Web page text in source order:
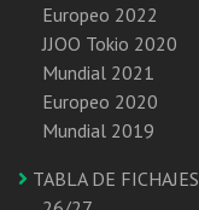
Europeo 2022
JJOO Tokio 2020
Mundial 2021
Europeo 2020
Mundial 2019
TABLA DE FICHAJES